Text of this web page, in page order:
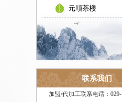
元顺茶楼
联系我们
加盟/代加工联系电话：029-